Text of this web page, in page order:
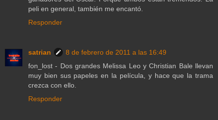
peli en general, también me encantó.
Responder
satrian
8 de febrero de 2011 a las 16:49
fon_lost - Dos grandes Melissa Leo y Christian Bale llevan
muy bien sus papeles en la película, y hace que la trama
crezca con ello.
Responder